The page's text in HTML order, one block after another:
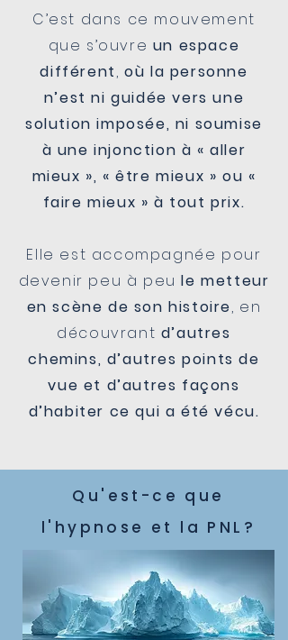
C’est dans ce mouvement
que s’ouvre un espace
différent, où la personne
n’est ni guidée vers une
solution imposée, ni soumise
à une injonction à « aller
mieux », « être mieux » ou «
faire mieux » à tout prix.
Elle est accompagnée pour
devenir peu à peule metteur
en scène de son histoire, en
découvrant d’autres
chemins, d’autres points de
vue et d’autres façons
d’habiter ce qui a été vécu.
Qu'est-ce que
l'hypnose et la PNL?